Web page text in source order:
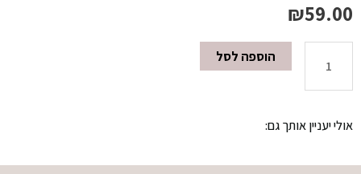
₪59.00
כמות הוספה לסל
אולי יעניין אותך גם: